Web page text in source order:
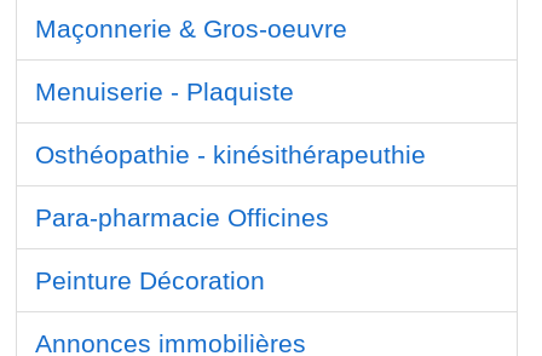
Maçonnerie & Gros-oeuvre
Menuiserie - Plaquiste
Osthéopathie - kinésithérapeuthie
Para-pharmacie Officines
Peinture Décoration
Annonces immobilières